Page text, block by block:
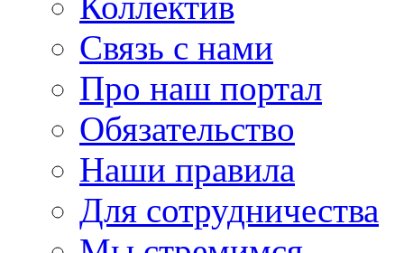
Связь с нами
Про наш портал
Обязательство
Наши правила
Для сотрудничества